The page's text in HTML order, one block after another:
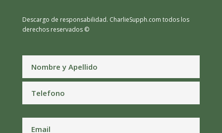
Descargo de responsabilidad. CharlieSupph.com todos los
derechos reservados ©